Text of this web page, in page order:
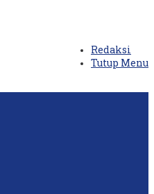
Redaksi
Tutup Menu